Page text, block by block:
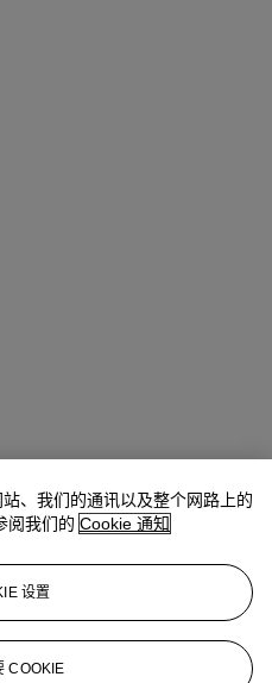
of Department, Asia Pacific
6841
、我们的通讯以及整个网路上的
阅我们的 Cookie 通知
设置
COOKIE